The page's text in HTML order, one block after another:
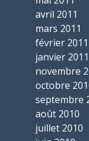
avril 2011
mars 2011
février 2011
janvier 2011
novembre
octobre
septembre
août 2010
juillet 2010